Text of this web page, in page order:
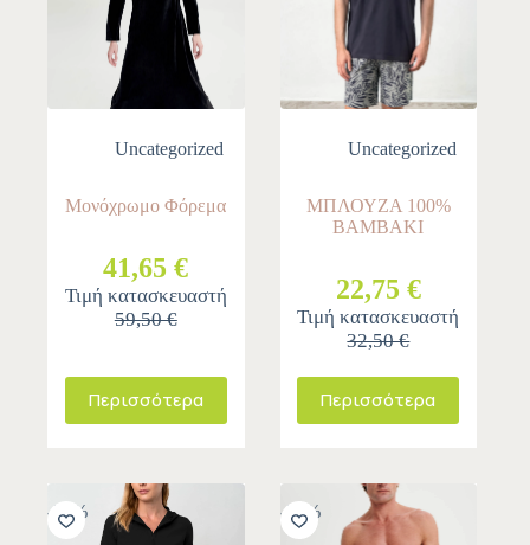
Uncategorized
Μονόχρωμο Φόρεμα
41,65 €
Τιμή κατασκευαστή
59,50 €
Περισσότερα
Uncategorized
ΜΠΛΟΥΖΑ 100%
ΒΑΜΒΑΚΙ
22,75 €
Τιμή κατασκευαστή
32,50 €
Περισσότερα
-30% -30%